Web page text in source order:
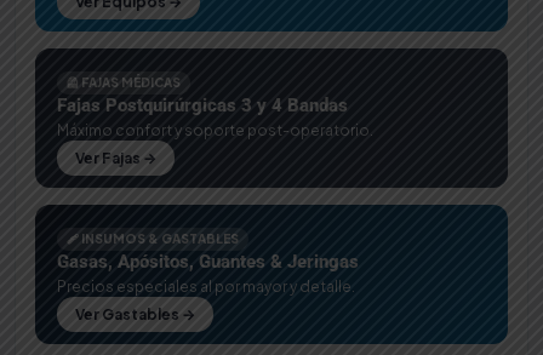
🦺 FAJAS MÉDICAS
Fajas Postquirúrgicas 3 y 4 Bandas
Máximo confort y soporte post-operatorio.
Ver Fajas →
🩹 INSUMOS & GASTABLES
Gasas, Apósitos, Guantes & Jeringas
Precios especiales al por mayor y detalle.
Ver Gastables →